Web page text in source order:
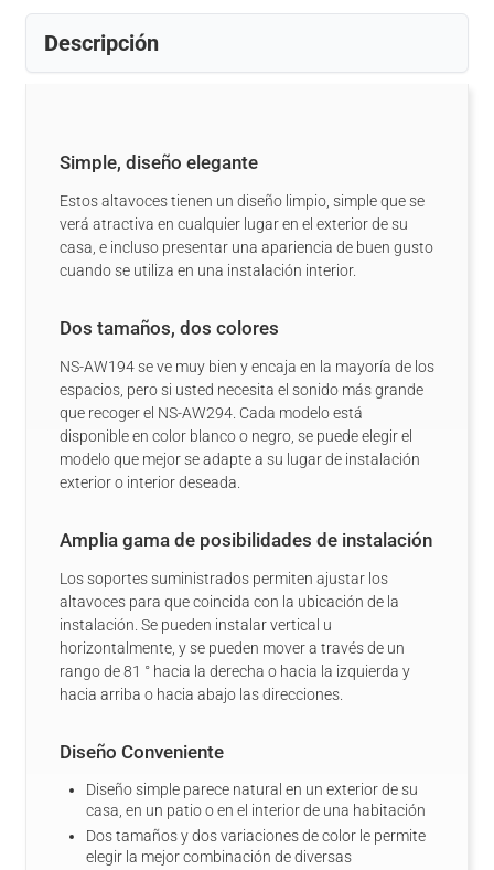
Descripción
Simple, diseño elegante
Estos altavoces tienen un diseño limpio, simple que se
verá atractiva en cualquier lugar en el exterior de su
casa, e incluso presentar una apariencia de buen gusto
cuando se utiliza en una instalación interior.
Dos tamaños, dos colores
NS-AW194 se ve muy bien y encaja en la mayoría de los
espacios, pero si usted necesita el sonido más grande
que recoger el NS-AW294. Cada modelo está
disponible en color blanco o negro, se puede elegir el
modelo que mejor se adapte a su lugar de instalación
exterior o interior deseada.
Amplia gama de posibilidades de instalación
Los soportes suministrados permiten ajustar los
altavoces para que coincida con la ubicación de la
instalación. Se pueden instalar vertical u
horizontalmente, y se pueden mover a través de un
rango de 81 ° hacia la derecha o hacia la izquierda y
hacia arriba o hacia abajo las direcciones.
Diseño Conveniente
Diseño simple parece natural en un exterior de su
casa, en un patio o en el interior de una habitación
Dos tamaños y dos variaciones de color le permite
elegir la mejor combinación de diversas